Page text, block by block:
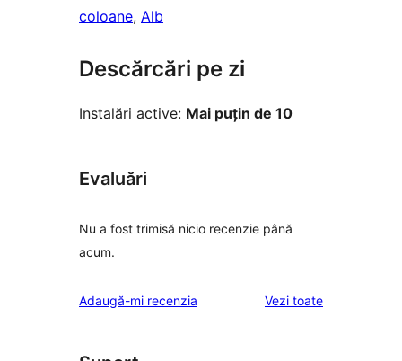
coloane, Alb
Descărcări pe zi
Instalări active: Mai puțin de 10
Evaluări
Nu a fost trimisă nicio recenzie până
acum.
Adaugă-mi recenzia Vezi toaterecenziile